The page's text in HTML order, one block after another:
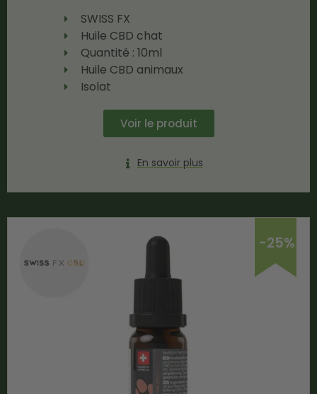
SWISS FX
Huile CBD chat
Quantité : 10ml
Huile CBD animaux
Isolat
Voir le produit
En savoir plus
-25%